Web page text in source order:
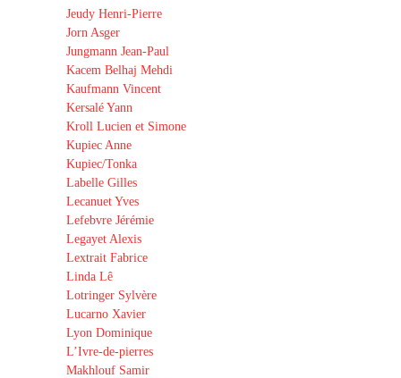
Jeudy Henri-Pierre
Jorn Asger
Jungmann Jean-Paul
Kacem Belhaj Mehdi
Kaufmann Vincent
Kersalé Yann
Kroll Lucien et Simone
Kupiec Anne
Kupiec/Tonka
Labelle Gilles
Lecanuet Yves
Lefebvre Jérémie
Legayet Alexis
Lextrait Fabrice
Linda Lê
Lotringer Sylvère
Lucarno Xavier
Lyon Dominique
L’Ivre-de-pierres
Makhlouf Samir